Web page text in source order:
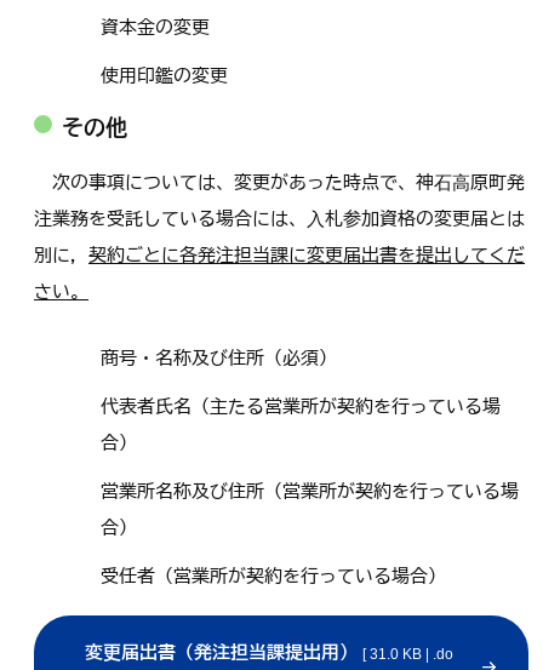
資本金の変更
使用印鑑の変更
その他
次の事項については、変更があった時点で、神⽯⾼原町発
注業務を受託している場合には、⼊札参加資格の変更届とは
別に， 契約ごとに各発注担当課に変更届出書を提出してくだ
さい。
商号・名称及び住所（必須）
代表者氏名（主たる営業所が契約を行っている場
合）
営業所名称及び住所（営業所が契約を行っている場
合）
受任者（営業所が契約を行っている場合）
変更届出書（発注担当課提出用）
[ 31.0 KB | .do